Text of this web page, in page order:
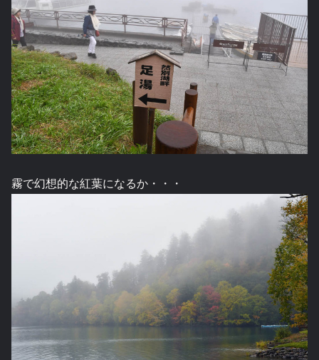
霧で幻想的な紅葉になるか・・・